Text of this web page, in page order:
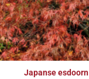
Japanse esdoorn